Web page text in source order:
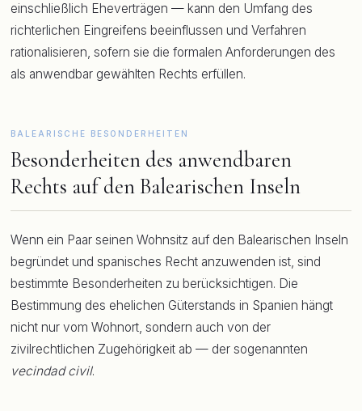
einschließlich Eheverträgen — kann den Umfang des
richterlichen Eingreifens beeinflussen und Verfahren
rationalisieren, sofern sie die formalen Anforderungen des
als anwendbar gewählten Rechts erfüllen.
BALEARISCHE BESONDERHEITEN
Besonderheiten des anwendbaren
Rechts auf den Balearischen Inseln
Wenn ein Paar seinen Wohnsitz auf den Balearischen Inseln
begründet und spanisches Recht anzuwenden ist, sind
bestimmte Besonderheiten zu berücksichtigen. Die
Bestimmung des ehelichen Güterstands in Spanien hängt
nicht nur vom Wohnort, sondern auch von der
zivilrechtlichen Zugehörigkeit ab — der sogenannten
vecindad civil.